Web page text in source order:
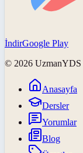
İndirGoogle Play
© 2026 UzmanYDS
Anasayfa
Dersler
Yorumlar
Blog